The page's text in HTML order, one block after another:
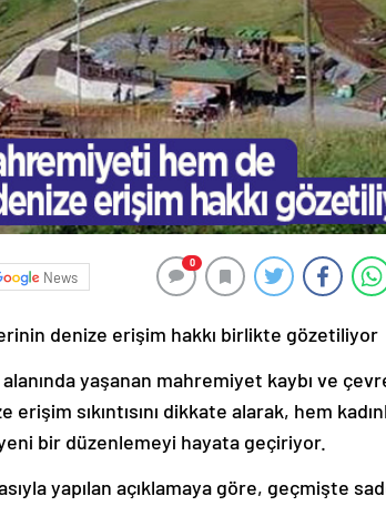
News
0
denize erişim hakkı birlikte gözetiliyor
yaşanan mahremiyet kaybı ve
sıkıntısını dikkate alarak, hem
bir düzenlemeyi hayata geçiriyor.
yapılan açıklamaya göre, geçmişte